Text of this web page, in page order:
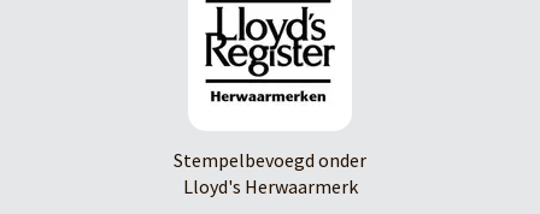
Stempelbevoegd onder
Lloyd's Herwaarmerk